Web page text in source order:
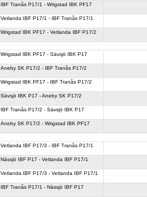
IBF Tranås P17/1 - Wrigstad IBK PF17
Vetlanda IBF P17/1 - IBF Tranås P17/1
Wrigstad IBK PF17 - Vetlanda IBF P17/2
Wrigstad IBK PF17 - Sävsjö IBK P17
Aneby SK P17/2 - IBF Tranås P17/2
Wrigstad IBK PF17 - IBF Tranås P17/2
Sävsjö IBK P17 - Aneby SK P17/2
IBF Tranås P17/2 - Sävsjö IBK P17
Aneby SK P17/2 - Wrigstad IBK PF17
Vetlanda IBF P17/3 - IBF Tranås P17/1
Nässjö IBF P17 - Vetlanda IBF P17/1
Vetlanda IBF P17/3 - Vetlanda IBF P17/1
IBF Tranås P17/1 - Nässjö IBF P17